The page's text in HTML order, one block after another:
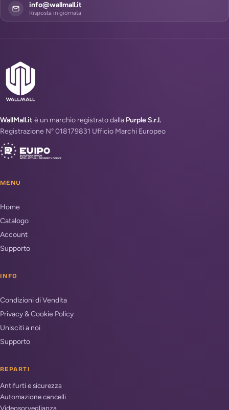
info@wallmall.it
Risposta in giornata
WallMall.it è un marchio registrato dalla Purple S.r.l.
Registrazione N° 018179831 Ufficio Marchi Europeo
MENU
Home
Catalogo
Account
Supporto
INFO
Condizioni di Vendita
Privacy & Cookie Policy
Unisciti a noi
Supporto
REPARTI
Antifurti e sicurezza
Automazione cancelli
Videosorveglianza